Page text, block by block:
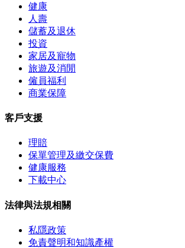
健康
人壽
儲蓄及退休
投資
家居及寵物
旅遊及消閒
僱員福利
商業保障
客戶支援
理賠
保單管理及繳交保費
健康服務
下載中心
法律與法規相關
私隱政策
免責聲明和知識產權